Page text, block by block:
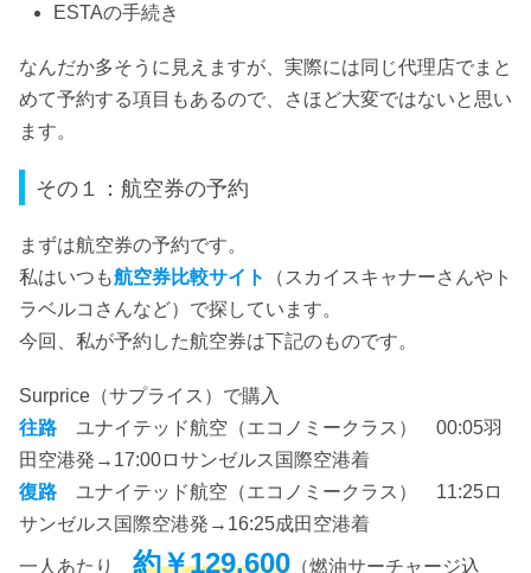
ESTAの手続き
なんだか多そうに見えますが、実際には同じ代理店でまと
めて予約する項目もあるので、さほど大変ではないと思い
ます。
その１：航空券の予約
まずは航空券の予約です。
私はいつも航空券比較サイト
（スカイスキャナーさんやト
ラベルコさんなど）で探しています。
今回、私が予約した航空券は下記のものです。
Surprice（サプライス）で購入
往路 ユナイテッド航空（エコノミークラス） 00:05羽
田空港発→17:00ロサンゼルス国際空港着
復路 ユナイテッド航空（エコノミークラス） 11:25ロ
サンゼルス国際空港発→16:25成田空港着
一人あたり 約￥129,600 （燃油サーチャージ込